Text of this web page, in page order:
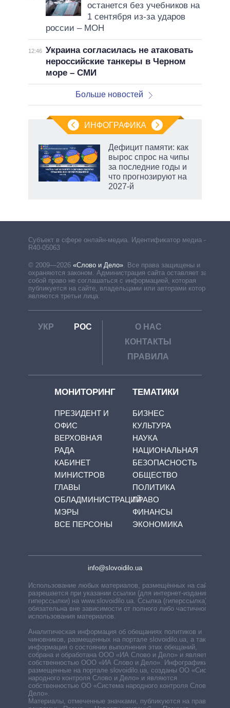
останется без учебников на
1 сентября из-за ударов
россии – МОН
12:46 Украина согласилась не атаковать
нероссийские танкеры в Черном
море – СМИ
Больше новостей
ИНФОГРАФИКА
Дефицит памяти: как
вырос спрос на чипы
за последние годы и
что прогнозируют на
2027-й
Субъект в сфере онлайн-медиа. Идентификатор медиа –
R40-05063
© 2009—2026 «Слово и Дело». Все права защищены и
охраняются законом. Администрация сайта оставляет за
собой право не соглашаться с информацией, которая
публикуется на сайте, владельцами или авторами которой
являются третьи лица.
УКР РОС
О НАС
КОНТАКТЫ
ПРАВИЛА
МОНИТОРИНГ
ПРЕЗИДЕНТ И
ОФИС
ВЕРХОВНАЯ
РАДА
КАБИНЕТ
МИНИСТРОВ
ГЛАВЫ
ОБЛАДМИНИСТРАЦИЙ
МЭРЫ
ВСЕ ПЕРСОНЫ
ТЕМАТИКИ
БИЗНЕС
КУЛЬТУРА
НАУКА
НАЦИОНАЛЬНАЯ
БЕЗОПАСНОСТЬ
ОБЩЕСТВО
ПОЛИТИКА
ПРАВО
ФИНАНСЫ
ЭКОНОМИКА
info@slovoidilo.ua
Использование любых материалов, размещённых на сайте,
разрешается при указании ссылки (для интернет-изданий —
гиперссылки) на www.slovoidilo.ua. Ссылка (гиперссылка)
обязательна вне зависимости от полного либо частичного
использования материалов.
Аналитическая информация об обещаниях политиков и
чиновников, размещенных на портале slovoidilo.ua, а также
информация о состоянии выполнения этих обещаний,
собрана и обработана ООО «ИА Слово и Дело» и является
собственностью ООО «ИА Слово и Дело». Инфографики,
размещенные на портале slovoidilo.ua, созданы ОО «Система
народного контроля Слово и Дело» и являются
собственностью ОО «Система народного контроля Слово и
Дело».
Материалы, отмеченные значками, публикуются на правах